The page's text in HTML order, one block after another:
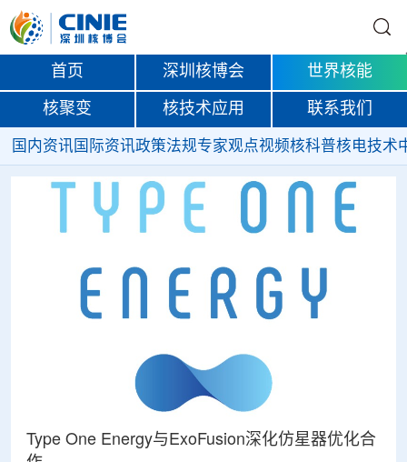
首页 深圳核博会 世界核能
核聚变 核技术应用 联系我们
国内资讯 国际资讯政策法规专家观点视频核科普核电技术
Type One Energy与ExoFusion深化仿星器优化合